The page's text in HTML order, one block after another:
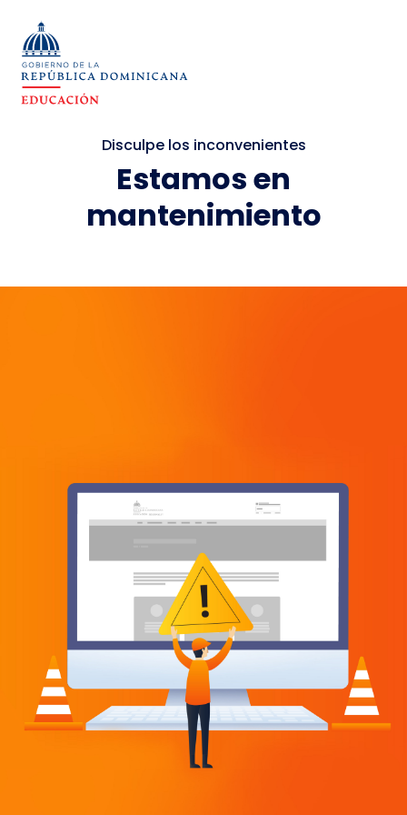
Disculpe los inconvenientes
Estamos en
mantenimiento